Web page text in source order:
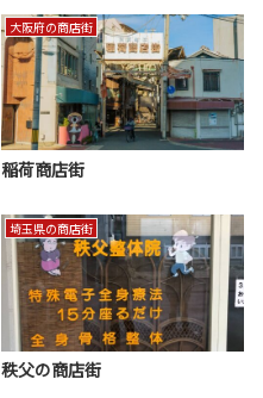
大阪府の商店街
稲荷商店街
埼玉県の商店街
秩父の商店街